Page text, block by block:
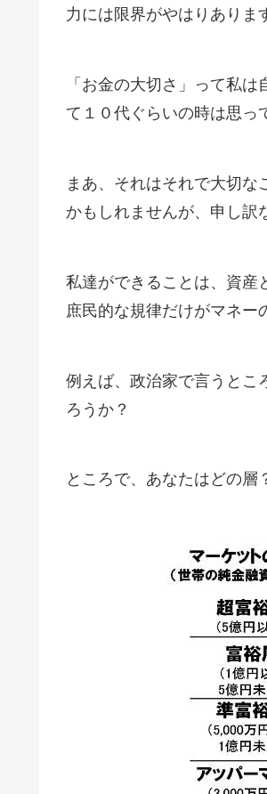
力には限界がやはりありま
「お金の大切さ」って私
て１０代ぐらいの時は思っ
まあ、それはそれで大切
かもしれませんが、申し訳
私達ができることは、資産
庶民的な規律だけがマネー
例えば、政治家で言うとこ
ろうか？
ところで、あなたはどの層